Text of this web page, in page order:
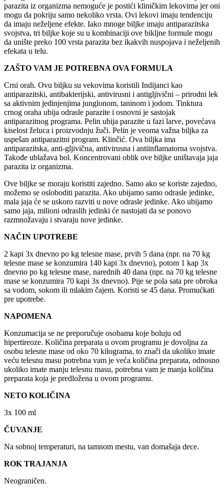
parazita iz organizma nemoguće je postići kliničkim lekovima jer oni
mogu da pokriju samo nekoliko vrsta. Ovi lekovi imaju tendenciju
da imaju neželjene efekte. Iako mnoge biljke imaju antiparazitska
svojstva, tri biljke koje su u kombinaciji ove bikljne formule mogu
da unište preko 100 vrsta parazita bez ikakvih nuspojava i neželjenih
efekata u telu.
ZAŠTO VAM JE POTREBNA OVA FORMULA
Crni orah. Ovu biljku su vekovima koristili Indijanci kao
antiparazitski, antibakterijski, antivirusni i antigljivični – prirodni lek
sa aktivnim jedinjenjima junglonom, taninom i jodom. Tinktura
crnog oraha ubija odrasle parazite i osnovni je sastojak
antiparazitnog programa. Pelin ubija parazite u fazi larve, povećava
kiselost želuca i proizvodnju žuči. Pelin je veoma važna biljka za
uspešan antiparazitni program. Klinčić. Ova biljka ima
antiparazitska, anti-gljivična, antivirusna i antiinflamatorna svojstva.
Takođe ublažava bol. Koncentrovani oblik ove biljke uništavaja jaja
parazita iz organizma.
Ove biljke se moraju koristiti zajedno. Samo ako se koriste zajedno,
možemo se osloboditi parazita. Ako ubijamo samo odrasle jedinke,
mala jaja će se uskoro razviti u nove odrasle jedinke. Ako ubijamo
samo jaja, milioni odraslih jedinki će nastojati da se ponovo
razmnožavaju i stvaraju nove jedinke.
NAČIN UPOTREBE
2 kapi 3x dnevno po kg telesne mase, prvih 5 dana (npr. na 70 kg
telesne mase se konzumira 140 kapi 3x dnevno), potom 1 kap 3x
dnevno po kg telesne mase, narednih 40 dana (npr. na 70 kg telesne
mase se konzumira 70 kapi 3x dnevno). Pije se pola sata pre obroka
sa vodom, sokom ili mlakim čajem. Koristi se 45 dana. Promućkati
pre upotrebe.
NAPOMENA
Konzumacija se ne preporučuje osobama koje boluju od
hipertireoze. Količina preparata u ovom programu je dovoljna za
osobu telesne mase od oko 70 kilograma, to znači da ukoliko imate
veću telesnu masu potrebna vam je veća količina preparata, odnosno
ukoliko imate manju telesnu masu, potrebna vam je manja količina
preparata koja je predložena u ovom programu.
NETO KOLIČINA
3x 100 ml
ČUVANJE
Na sobnoj temperaturi, na tamnom mestu, van domašaja dece.
ROK TRAJANJA
Neograničen.